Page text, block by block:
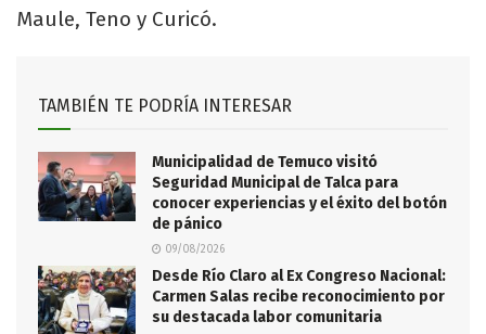
Maule, Teno y Curicó.
TAMBIÉN TE PODRÍA INTERESAR
Municipalidad de Temuco visitó
Seguridad Municipal de Talca para
conocer experiencias y el éxito del botón
de pánico
09/08/2026
Desde Río Claro al Ex Congreso Nacional:
Carmen Salas recibe reconocimiento por
su destacada labor comunitaria